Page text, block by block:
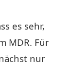
es sehr,
MDR. Für
nur